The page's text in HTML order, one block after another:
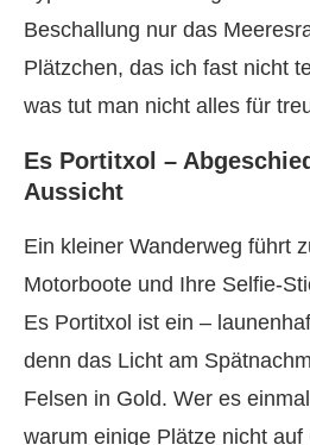
Beschallung nur das
Plätzchen, das ich fast nicht
was tut man nicht alles für
Es Portitxol –
Aussicht
Ein kleiner Wanderweg führt
Motorboote und Ihre Selfie-
Es Portitxol ist ein –
denn das Licht am
Felsen in Gold. Wer es
warum einige Plätze nicht auf